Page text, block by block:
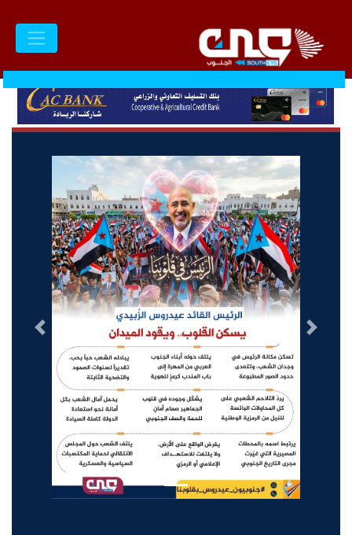
التالى السابق